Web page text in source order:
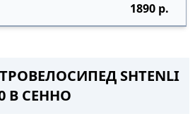
1890 р.
SHTENLI
В СЕННО